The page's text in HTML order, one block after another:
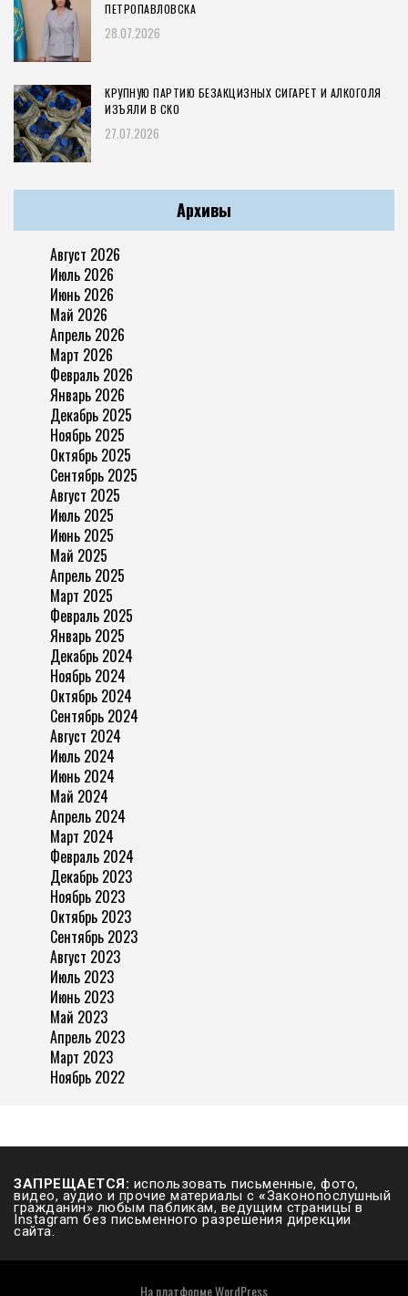
ПЕТРОПАВЛОВСКА
28.07.2026
КРУПНУЮ ПАРТИЮ БЕЗАКЦИЗНЫХ СИГАРЕТ И АЛКОГОЛЯ
ИЗЪЯЛИ В СКО
27.07.2026
Архивы
Август 2026
Июль 2026
Июнь 2026
Май 2026
Апрель 2026
Март 2026
Февраль 2026
Январь 2026
Декабрь 2025
Ноябрь 2025
Октябрь 2025
Сентябрь 2025
Август 2025
Июль 2025
Июнь 2025
Май 2025
Апрель 2025
Март 2025
Февраль 2025
Январь 2025
Декабрь 2024
Ноябрь 2024
Октябрь 2024
Сентябрь 2024
Август 2024
Июль 2024
Июнь 2024
Май 2024
Апрель 2024
Март 2024
Февраль 2024
Декабрь 2023
Ноябрь 2023
Октябрь 2023
Сентябрь 2023
Август 2023
Июль 2023
Июнь 2023
Май 2023
Апрель 2023
Март 2023
Ноябрь 2022
ЗАПРЕЩАЕТСЯ: использовать письменные, фото,
видео, аудио и прочие материалы с «Законопослушный
гражданин» любым пабликам, ведущим страницы в
Instagram без письменного разрешения дирекции
сайта.
На платформеWordPress